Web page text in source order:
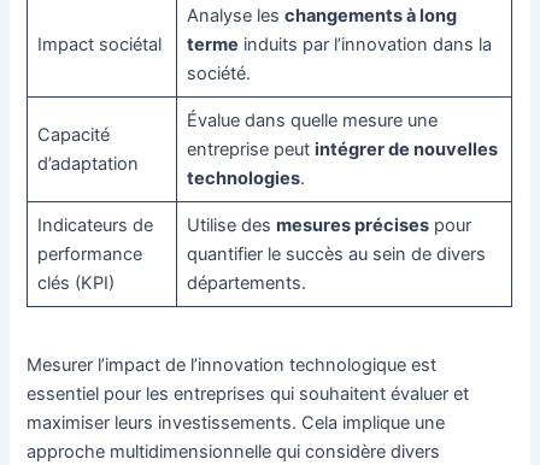
Impact sociétal
Analyse les changements à long
terme induits par l’innovation dans la
société.
Capacité
d’adaptation
Évalue dans quelle mesure une
entreprise peut intégrer de nouvelles
technologies.
Indicateurs de
performance
clés (KPI)
Utilise des mesures précisespour
quantifier le succès au sein de divers
départements.
Mesurer l’impact de l’innovation technologique est
essentiel pour les entreprises qui souhaitent évaluer et
maximiser leurs investissements. Cela implique une
approche multidimensionnelle qui considère divers